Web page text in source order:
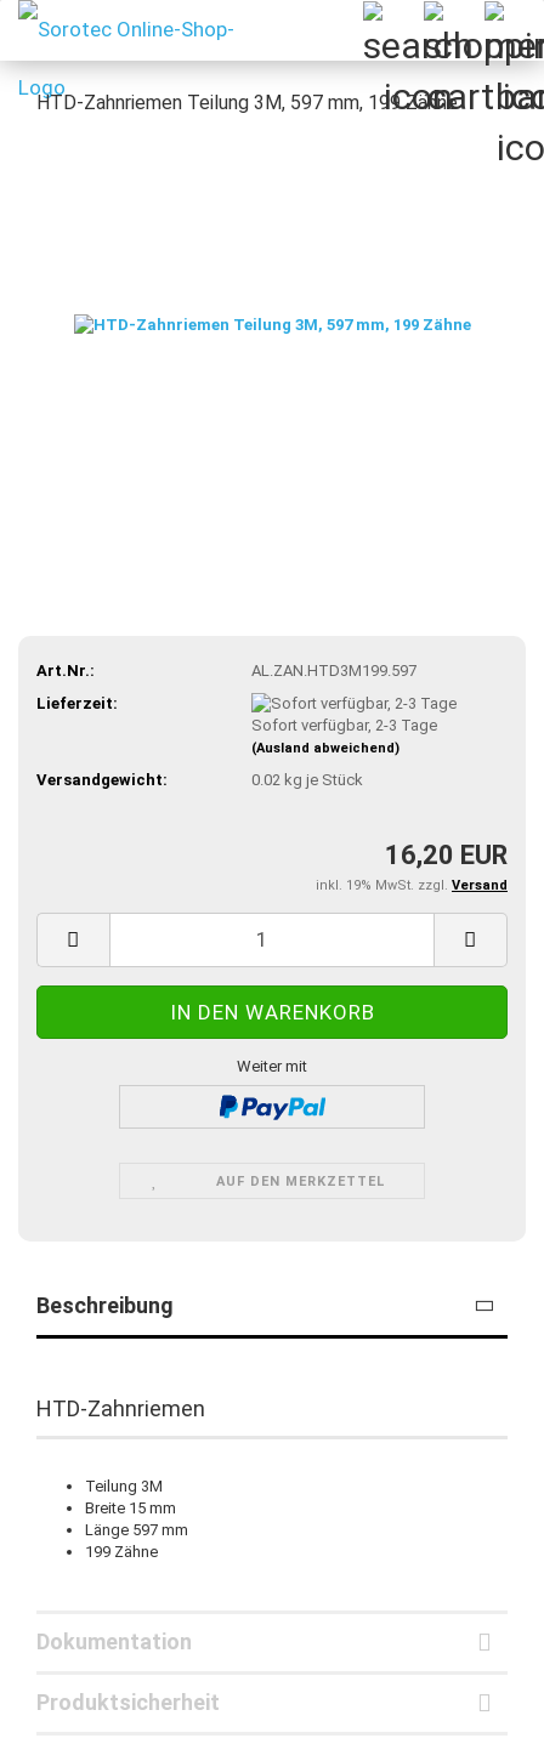
HTD-Zahnriemen Teilung 3M, 597 mm, 199 Zähne
Art.Nr.:
AL.ZAN.HTD3M199.597
Lieferzeit:
Sofort verfügbar, 2-3 Tage
(Ausland abweichend)
Versandgewicht: 0.02kg je Stück
16,20 EUR
inkl. 19% MwSt. zzgl. Versand
Weiter mit
AUF DEN MERKZETTEL
Beschreibung
HTD-Zahnriemen
Teilung 3M
Breite 15 mm
Länge 597 mm
199 Zähne
Dokumentation
Produktsicherheit